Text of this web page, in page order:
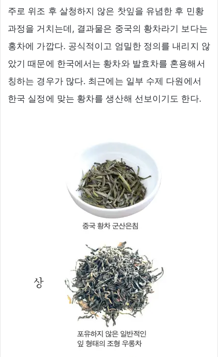
주로 위조 후 살청하지 않은 찻잎을 유념한 후 민황
과정을 거치는데, 결과물은 중국의 황차라기 보다는
홍차에 가깝다. 공식적이고 엄밀한 정의를 내리지 않
았기 때문에 한국에서는 황차와 발효차를 혼용해서
칭하는 경우가 많다. 최근에는 일부 수제 다원에서
한국 실정에 맞는 황차를 생산해 선보이기도 한다.